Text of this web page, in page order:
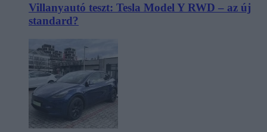
Villanyautó teszt: Tesla Model Y RWD – az új
standard?